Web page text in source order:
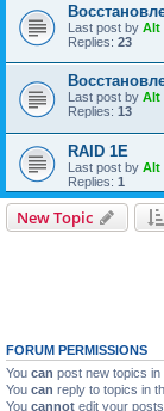
Last post by Alt
Replies: 23
Last post by Alt
Replies: 13
RAID 1E
Last post by Alt
Replies: 1
New Topic
FORUM PERMISSIONS
You can post new topics in
You can reply to topics in
You cannot edit your